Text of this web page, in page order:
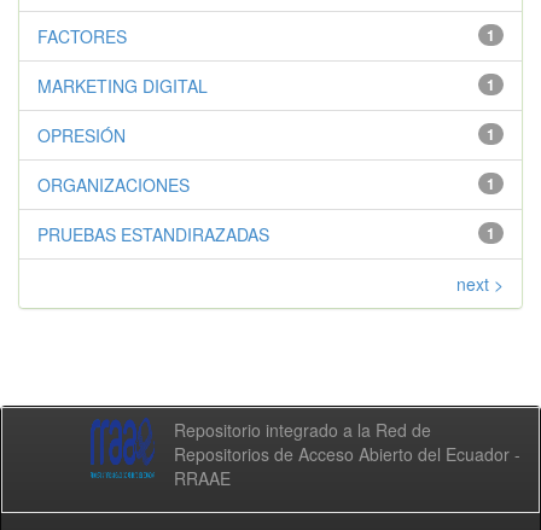
1
FACTORES
1
MARKETING DIGITAL
1
OPRESIÓN
1
ORGANIZACIONES
1
PRUEBAS ESTANDIRAZADAS
next >
Repositorio integrado a la Red de
Repositorios de Acceso Abierto del Ecuador -
RRAAE